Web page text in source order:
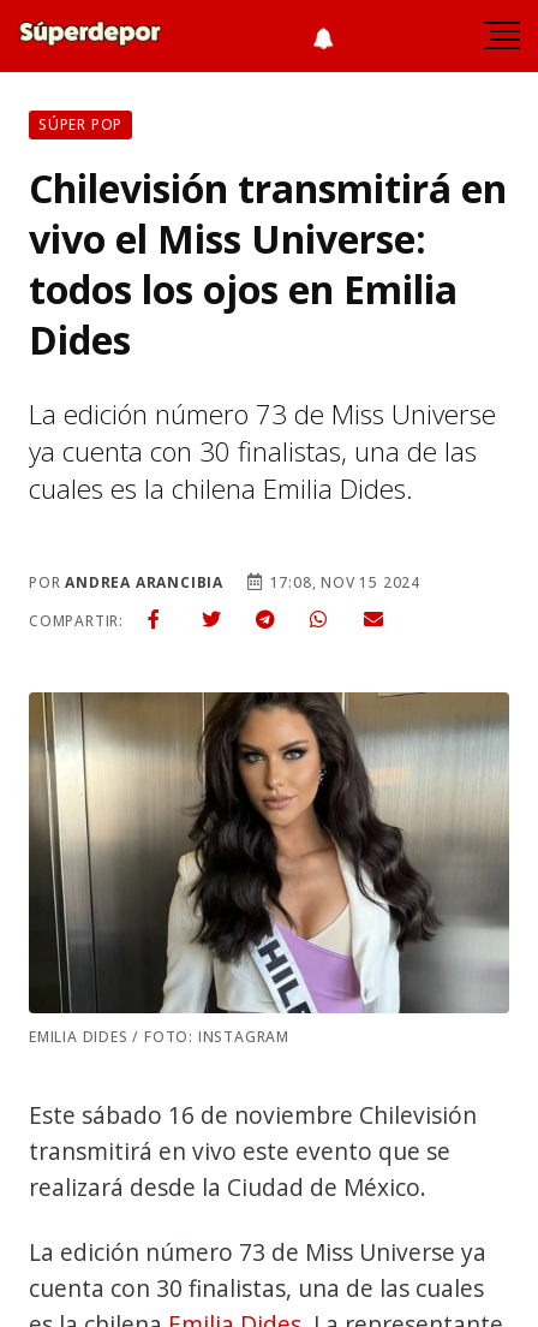
SÚPER POP
Chilevisión transmitirá en
vivo el Miss Universe:
todos los ojos en Emilia
Dides
La edición número 73 de Miss Universe
ya cuenta con 30 finalistas, una de las
cuales es la chilena Emilia Dides.
PORANDREA ARANCIBIA
17:08, NOV 15 2024
COMPARTIR:
EMILIA DIDES / FOTO: INSTAGRAM
Este sábado 16 de noviembre Chilevisión
transmitirá en vivo este evento que se
realizará desde la Ciudad de México.
La edición número 73 de Miss Universe ya
cuenta con 30 finalistas, una de las cuales